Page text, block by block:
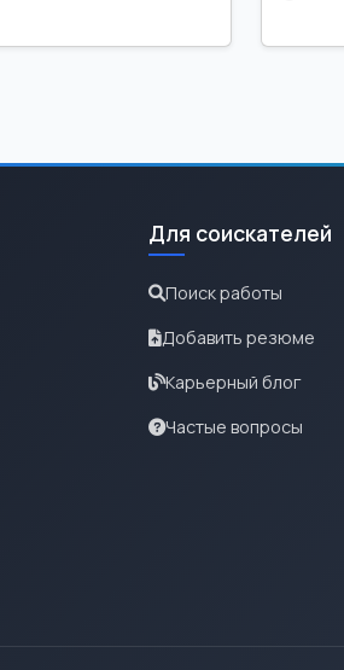
Для соискателей
Поиск работы
Добавить резюме
Карьерный блог
Частые вопросы